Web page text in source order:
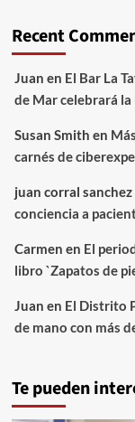
Recent
Juan en El Bar La
de Mar celebrará
Susan Smith en
carnés de
juan corral sanchez
conciencia a
Carmen en El
libro `Zapatos de
Juan en El Distrito
de mano con más
Te pueden